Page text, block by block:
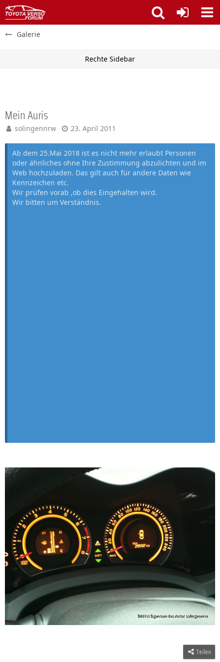
Galerie
Mein Auris
solingennrw 23. April 2011
Ab dem 25.Mai 2018 ist es nicht mehr erlaubt Personen
oder ähnliches ohne Ihre Zustimmung abzulichten und im
Web hochzuladen. Das gilt auch für andere Daten wie
Kennzeichen etc.
Wir prüfen vorab ,ob dies Eingehalten wird.
Wir bitten um Verständnis.
Teilen